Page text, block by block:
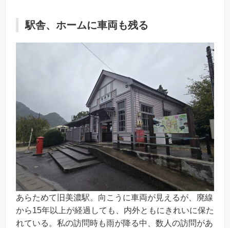
駅舎、ホームに車両も残る
あらためて旧美濃駅。向こうに車両が見えるが、廃線
から15年以上が経過しても、内外ともにきれいに保た
れている。私の訪問時も雨が降る中、数人の訪問があ